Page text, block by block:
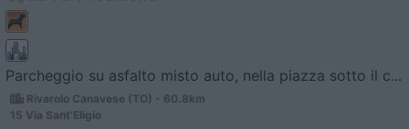
Parcheggio su asfalto misto auto, nella piazza sotto il c...
Rivarolo Canavese (TO) - 60.8km
15 Via Sant'Eligio